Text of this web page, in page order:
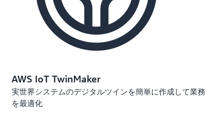
AWS IoT TwinMaker
実世界システムのデジタルツインを簡単に作成して業務
を最適化